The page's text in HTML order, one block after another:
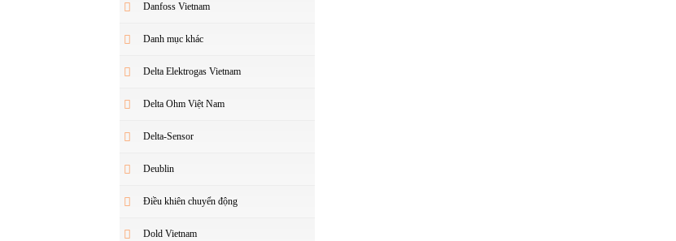
Danfoss Vietnam
Danh mục khác
Delta Elektrogas Vietnam
Delta Ohm Việt Nam
Delta-Sensor
Deublin
Điều khiên chuyển động
Dold Vietnam